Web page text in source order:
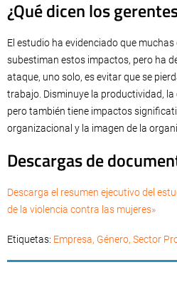
¿Qué dicen los
El estudio ha evidenciado que
subestiman estos impactos, pero ha
ataque, uno solo, es evitar que se
trabajo. Disminuye la productividad, la
pero también tiene impactos
organizacional y la imagen de la
Descargas de
Descarga el resumen ejecutivo del
de la violencia contra las mujeres»
Etiquetas: Empresa, Género, Sector